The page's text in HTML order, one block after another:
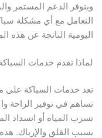
وبتوفر الدعم المستمر
التعامل مع أي مشكلة
اليومية الناتجة عن هذه
لماذا تقدم خدمات السباكة على
تساهم في توفير الراحة
تسرب المياه أو انسداد
يسبب القلق والإرباك.